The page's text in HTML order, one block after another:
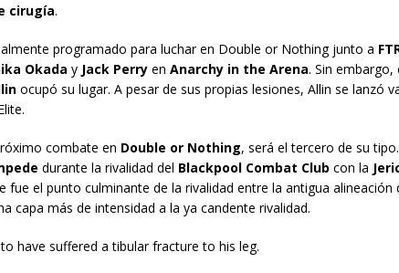
cirugía.
programado para luchar en Double or Nothing junto a
Okada y Jack Perryen Anarchy in the Arena. Sin
ocupó su lugar. A pesar de sus propias lesiones, Allin se lanzó
combate en Double or Nothing, será el tercero de su
durante la rivalidad del Blackpool Combat Club con la
fue el punto culminante de la rivalidad entre la antigua alineación
capa más de intensidad a la ya candente rivalidad.
have suffered a tibular fracture to his leg.